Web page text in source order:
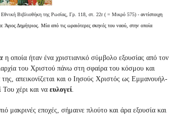
Εθνική Βιβλιοθήκη της Ρωσίας, Γρ. 118, στ. 22r ( = Μικρό 575) - αντίστοιχη
Άγιος Δημήτριος. Μία από τις ωραιότερες σκηνές του ναού, στην οποία
η οποία ήταν ένα χριστιανικό σύμβολο εξουσίας από τον
του Χριστού πάνω στη σφαίρα του κόσμου και
απεικονίζεται και ο Ιησούς Χριστός ως Εμμανουήλ-
Του χέρι και να ευλογεί
μακρινές εποχές, σήμαινε πλούτο και άρα εξουσία και